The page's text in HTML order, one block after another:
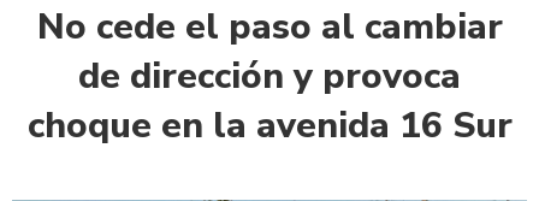
No cede el paso al cambiar
de dirección y provoca
choque en la avenida 16 Sur